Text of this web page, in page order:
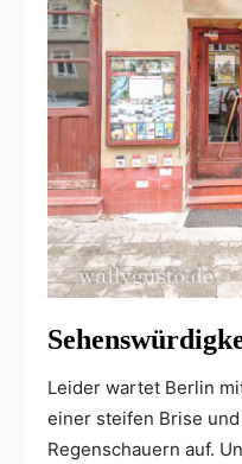
Leider wartet Berlin
einer steifen Brise
Regenschauern auf.